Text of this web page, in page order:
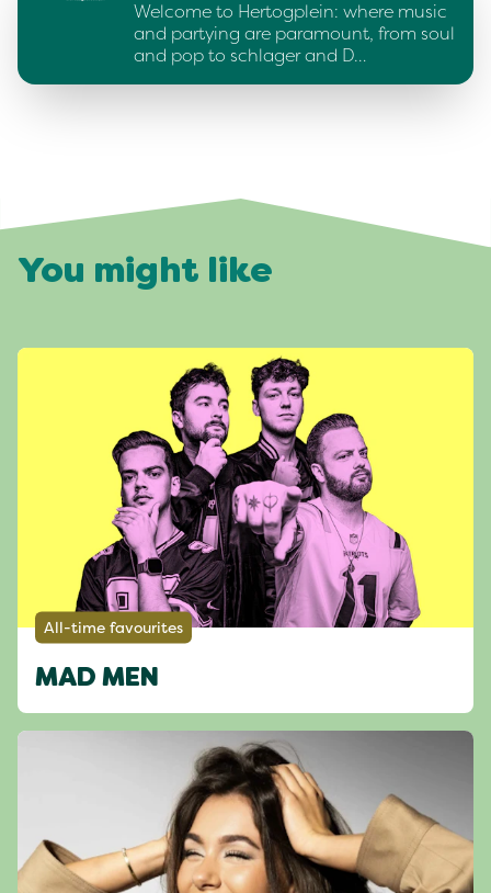
Welcome to Hertogplein: where music
and partying are paramount, from soul
and pop to schlager and D…
You might like
All-time favourites
MAD MEN